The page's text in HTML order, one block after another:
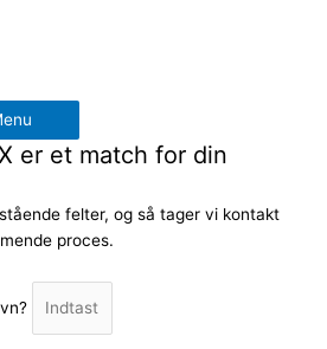
er et match for din
felter, og så tager vi kontakt
proces.